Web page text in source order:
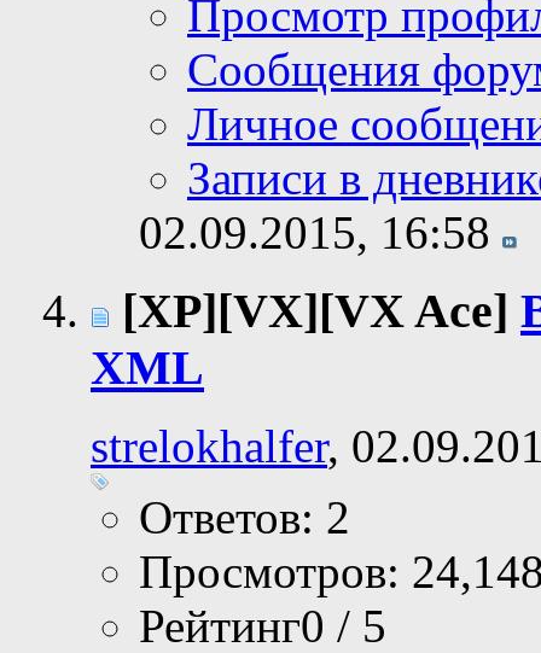
Просмотр
Сообщения
Личное
Записи в
02.09.2015, 16:58
[XP][VX][VX Ace]
XML
strelokhalfer,
Ответов: 2
Просмотров:
Рейтинг0 / 5